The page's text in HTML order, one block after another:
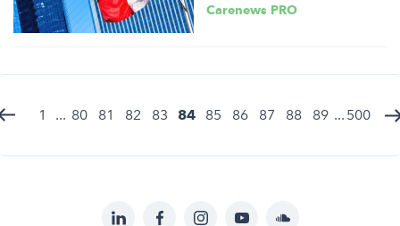
Carenews PRO
1 ... 80 81 82 83 84 85 86 87 88 89 ... 500
LinkedInFacebookInstagramYouTubeSoundcloud